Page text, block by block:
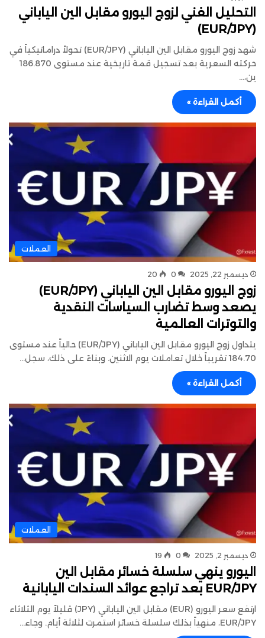
التحليل الفني لزوج اليورو مقابل الين الياباني
(EUR/JPY)
شهد زوج اليورو مقابل الين الياباني (EUR/JPY) تحولاً دراماتيكياً في
حركته السعرية بعد تسجيل قمة تاريخية عند مستوى 186.870
ين،…
أكمل القراءة »
العملات
ديسمبر 22, 2025 0
20
زوج اليورو مقابل الين الياباني (EUR/JPY)
يصعد وسط تضارب السياسات النقدية
والتوترات العالمية
يتداول زوج اليورو مقابل الين الياباني (EUR/JPY) حالياً عند مستوى
184.70 تقريباً خلال تعاملات يوم الاثنين. وبناءً على ذلك، سجل…
أكمل القراءة »
العملات
ديسمبر 2, 2025 0
19
اليورو ينهي سلسلة خسائر مقابل الين
EUR/JPY بعد تراجع عوائد السندات اليابانية
ارتفع سعر اليورو (EUR) مقابل الين الياباني (JPY) قليلاً يوم الثلاثاء
EUR/JPY، منهياً بذلك سلسلة خسائر استمرت لثلاثة أيام. وجاء…